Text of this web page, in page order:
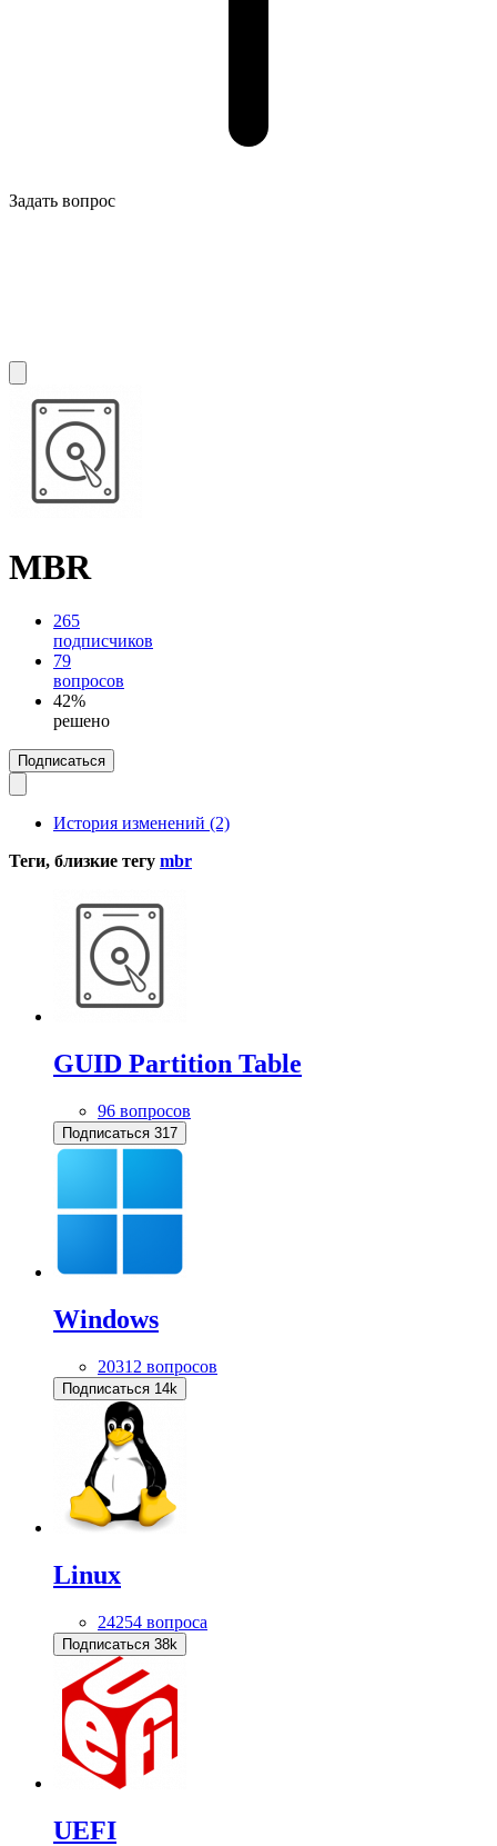
Задать вопрос
MBR
265
подписчиков
79
вопросов
42%
решено
Подписаться
История изменений (2)
Теги, близкие тегу mbr
GUID Partition Table
96 вопросов
Подписаться 317
Windows
20312 вопросов
Подписаться 14k
Linux
24254 вопроса
Подписаться 38k
UEFI